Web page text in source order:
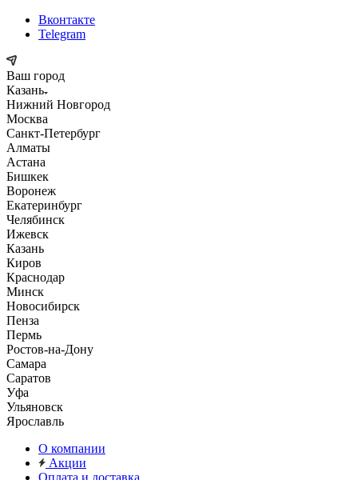
Вконтакте
Telegram
Ваш город
Казань
Нижний Новгород
Москва
Санкт-Петербург
Алматы
Астана
Бишкек
Воронеж
Екатеринбург
Челябинск
Ижевск
Казань
Киров
Краснодар
Минск
Новосибирск
Пенза
Пермь
Ростов-на-Дону
Самара
Саратов
Уфа
Ульяновск
Ярославль
О компании
Акции
Оплата и доставка